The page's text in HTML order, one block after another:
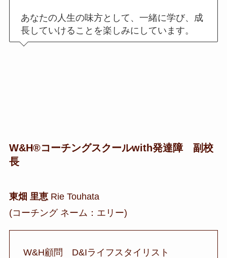
あなたの人生の味方として、一緒に学び、成
長していけることを楽しみにしています。
W&H®コーチングスクールwith発達障 副校
長
東畑 里恵Rie Touhata
(コーチング ネーム：エリー)
W&H顧問 D&Iライフスタイリスト